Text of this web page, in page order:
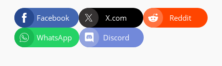
Facebook X.com
Reddit
WhatsApp
Discord